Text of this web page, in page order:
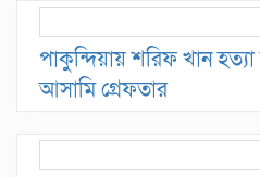
পাকুন্দিয়ায় শরিফ খান
আসামি গ্রেফতার